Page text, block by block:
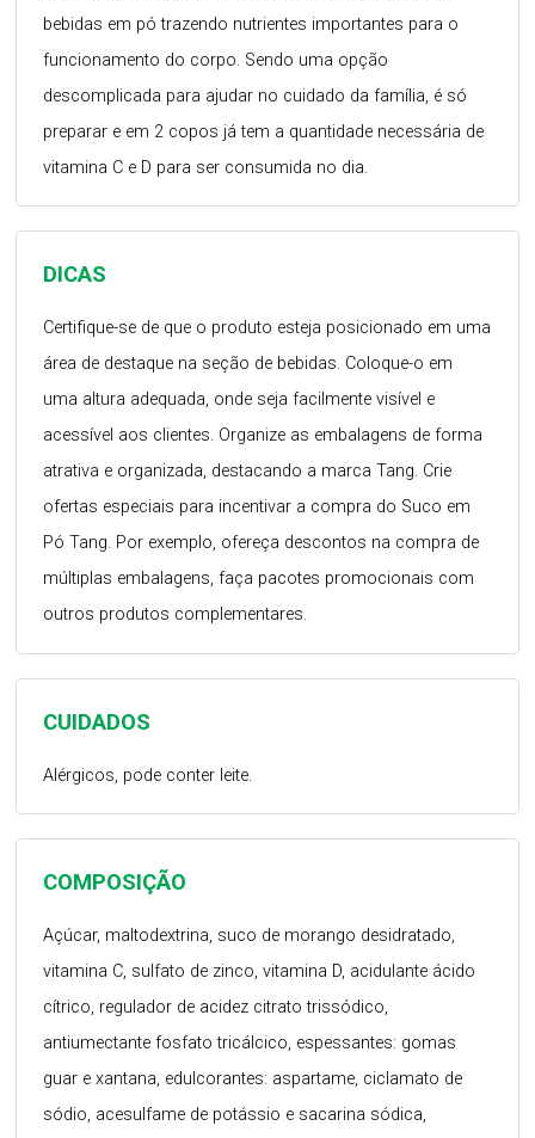
COMPOSIÇÃO
Açúcar, maltodextrina, suco de morango desidratado,
vitamina C, sulfato de zinco, vitamina D, acidulante ácido
cítrico, regulador de acidez citrato trissódico,
antiumectante fosfato tricálcico, espessantes: gomas
guar e xantana, edulcorantes: aspartame, ciclamato de
sódio, acesulfame de potássio e sacarina sódica,
CUIDADOS
Alérgicos, pode conter leite.
DICAS
Certifique-se de que o produto esteja posicionado em uma
área de destaque na seção de bebidas. Coloque-o em
uma altura adequada, onde seja facilmente visível e
acessível aos clientes. Organize as embalagens de forma
atrativa e organizada, destacando a marca Tang. Crie
ofertas especiais para incentivar a compra do Suco em
Pó Tang. Por exemplo, ofereça descontos na compra de
múltiplas embalagens, faça pacotes promocionais com
outros produtos complementares.
bebidas em pó trazendo nutrientes importantes para o
funcionamento do corpo. Sendo uma opção
descomplicada para ajudar no cuidado da família, é só
preparar e em 2 copos já tem a quantidade necessária de
vitamina C e D para ser consumida no dia.